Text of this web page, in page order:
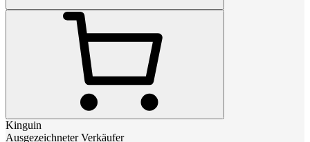
Kinguin
Ausgezeichneter Verkäufer